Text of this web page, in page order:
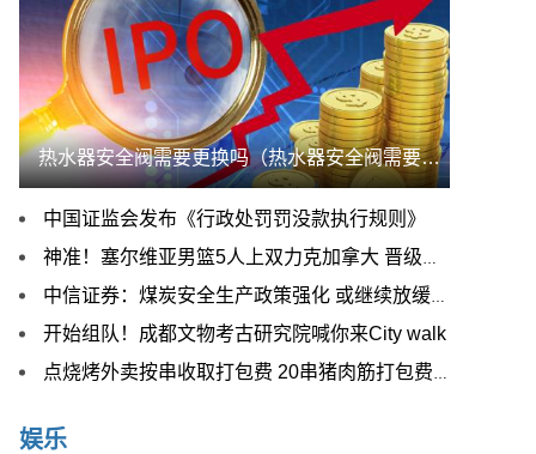
热水器安全阀需要更换吗（热水器安全阀需要打开吗）
中国证监会发布《行政处罚罚没款执行规则》
神准！塞尔维亚男篮5人上双力克加拿大 晋级世界杯决赛
中信证券：煤炭安全生产政策强化 或继续放缓煤炭供给节奏
开始组队！成都文物考古研究院喊你来City walk
点烧烤外卖按串收取打包费 20串猪肉筋打包费就要4元
娱乐